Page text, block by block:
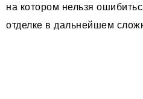
на котором нельзя
отделке в дальнейшем